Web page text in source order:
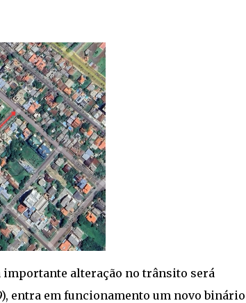
importante alteração no trânsito será
entra em funcionamento um novo binário